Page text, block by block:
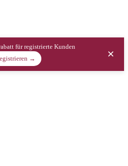
für registrierte Kunden
→
×